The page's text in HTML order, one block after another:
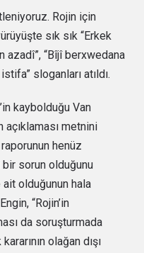
Rojin için
sık sık “Erkek
azadî”, “Bîjî berxwedana
sloganları atıldı.
kaybolduğu Van
açıklaması metnini
henüz
bir sorun olduğunu
ait olduğunun hala
“Rojin’in
da soruşturmada
olağan dışı